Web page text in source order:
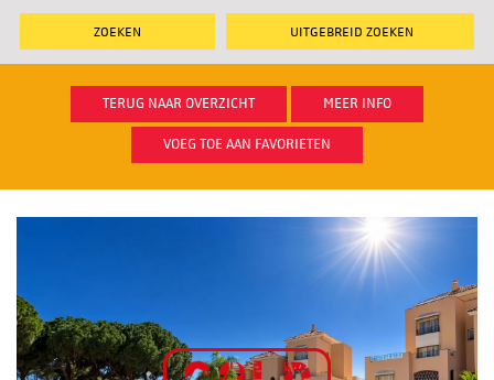
UITGEBREID ZOEKEN
TERUG NAAR OVERZICHT MEER INFO
VOEG TOE AAN FAVORIETEN